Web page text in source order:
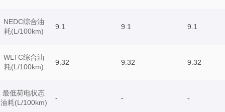
NEDC综合油
耗(L/100km)
WLTC综合油
耗(L/100km)
最低荷电状态
油耗(L/100km)
9.1 9.1 9.1
9.32 9.32 9.32
- - -